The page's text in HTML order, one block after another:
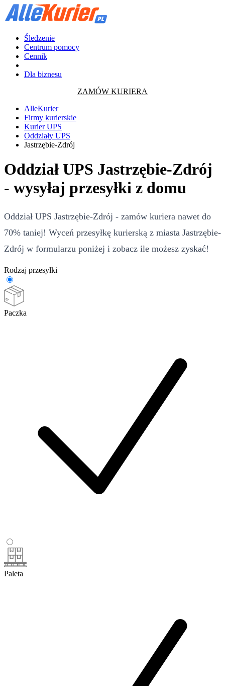
Śledzenie
Centrum pomocy
Cennik
Dla biznesu
ZAMÓW KURIERA
AlleKurier
Firmy kurierskie
Kurier UPS
Oddziały UPS
Jastrzębie-Zdrój
Oddział UPS Jastrzębie-Zdrój
- wysyłaj przesyłki z domu
Oddział UPS Jastrzębie-Zdrój - zamów kuriera nawet do
70% taniej! Wyceń przesyłkę kurierską z miasta Jastrzębie-
Zdrój w formularzu poniżej i zobacz ile możesz zyskać!
Rodzaj przesyłki
Paczka
Paleta